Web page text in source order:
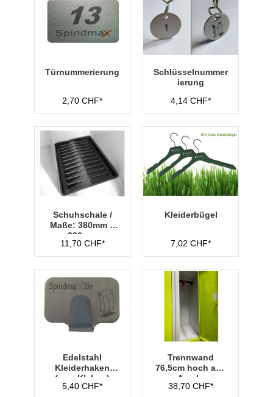
Türnummerierung
2,70 CHF*
Schlüsselnummer
ierung
4,14 CHF*
Schuhschale /
Maße: 380mm x
280mm
11,70 CHF*
Kleiderbügel
7,02 CHF*
Edelstahl
Kleiderhaken
(zum Kleben)
5,40 CHF*
Trennwand
76,5cm hoch aus
Acryl -
Transparent
38,70 CHF*